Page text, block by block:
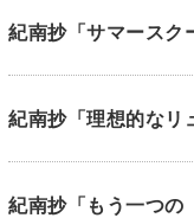
紀南抄「サマースク
紀南抄「理想的なリ
紀南抄「もう一つの